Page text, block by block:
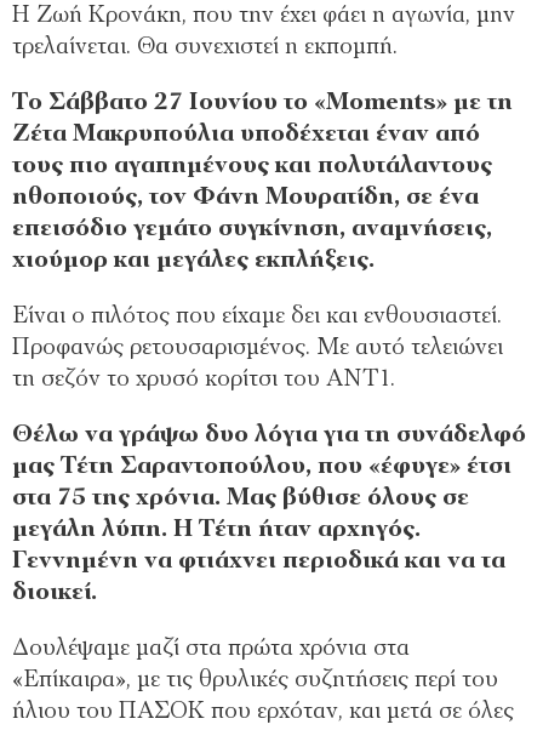
Η Ζωή Κρονάκη, που την έχει φάει η αγωνία, μην
τρελαίνεται. Θα συνεχιστεί η εκπομπή.
Το Σάββατο 27 Ιουνίου το «Moments» με τη
Ζέτα Μακρυπούλια υποδέχεται έναν από
τους πιο αγαπημένους και πολυτάλαντους
ηθοποιούς, τον Φάνη Μουρατίδη, σε ένα
επεισόδιο γεμάτο συγκίνηση, αναμνήσεις,
χιούμορ και μεγάλες εκπλήξεις.
Είναι ο πιλότος που είχαμε δει και ενθουσιαστεί.
Προφανώς ρετουσαρισμένος. Με αυτό τελειώνει
τη σεζόν το χρυσό κορίτσι του ΑΝΤ1.
Θέλω να γράψω δυο λόγια για τη συνάδελφό
μας Τέτη Σαραντοπούλου, που «έφυγε» έτσι
στα 75 της χρόνια. Μας βύθισε όλους σε
μεγάλη λύπη. Η Τέτη ήταν αρχηγός.
Γεννημένη να φτιάχνει περιοδικά και να τα
διοικεί.
Δουλέψαμε μαζί στα πρώτα χρόνια στα
«Επίκαιρα», με τις θρυλικές συζητήσεις περί του
ήλιου του ΠΑΣΟΚ που ερχόταν, και μετά σε όλες